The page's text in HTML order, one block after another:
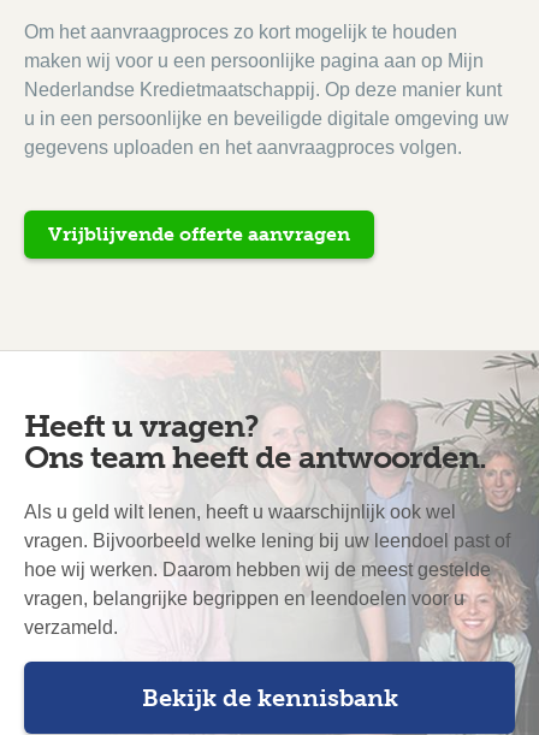
Om het aanvraagproces zo kort mogelijk te houden
maken wij voor u een persoonlijke pagina aan op Mijn
Nederlandse Kredietmaatschappij. Op deze manier kunt
u in een persoonlijke en beveiligde digitale omgeving uw
gegevens uploaden en het aanvraagproces volgen.
Vrijblijvende offerte aanvragen
Heeft u vragen?
Ons team heeft de antwoorden.
Als u geld wilt lenen, heeft u waarschijnlijk ook wel
vragen. Bijvoorbeeld welke lening bij uw leendoel past of
hoe wij werken. Daarom hebben wij de meest gestelde
vragen, belangrijke begrippen en leendoelen voor u
verzameld.
Bekijk de kennisbank